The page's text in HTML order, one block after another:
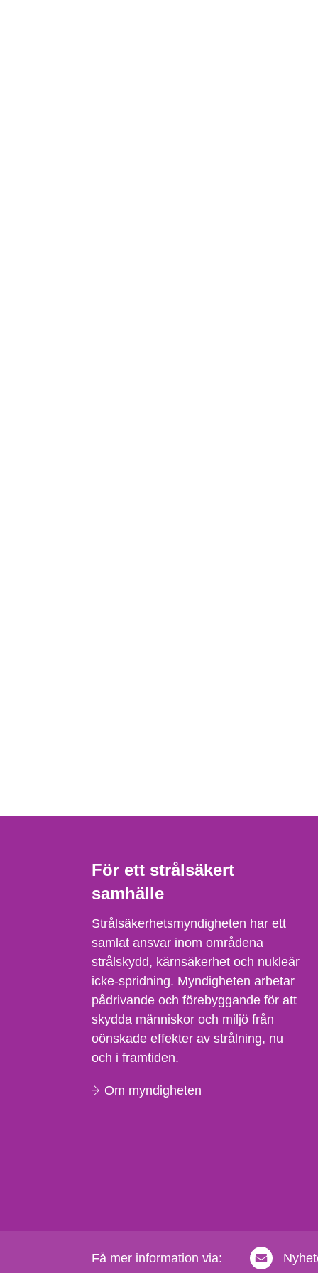
För ett strålsäkert
samhälle
Strålsäkerhetsmyndigheten har ett
samlat ansvar inom områdena
strålskydd, kärnsäkerhet och nukleär
icke-spridning. Myndigheten arbetar
pådrivande och förebyggande för att
skydda människor och miljö från
oönskade effekter av strålning, nu
och i framtiden.
Om myndigheten
Få mer information via: